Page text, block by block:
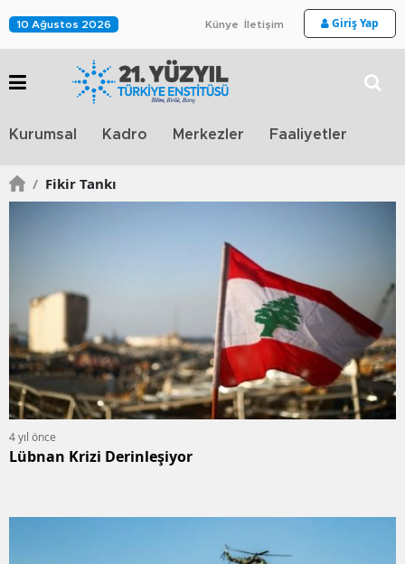
10 Ağustos 2026 Künye İletişim Giriş Yap
Kurumsal Kadro Merkezler Faaliyetler
/ Fikir Tankı
4 yıl önce
Lübnan Krizi Derinleşiyor